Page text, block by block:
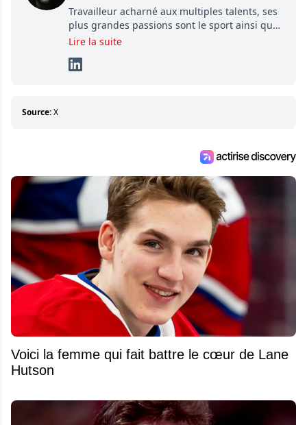
Travailleur acharné aux multiples talents, ses
plus grandes passions sont le sport ainsi que
le showbizz de la belle province et ailleurs. Il
détermination pour parvenir à se démarquer.
Lire la suite
Source:X
Voici la femme qui fait battre le cœur de Lane
Hutson